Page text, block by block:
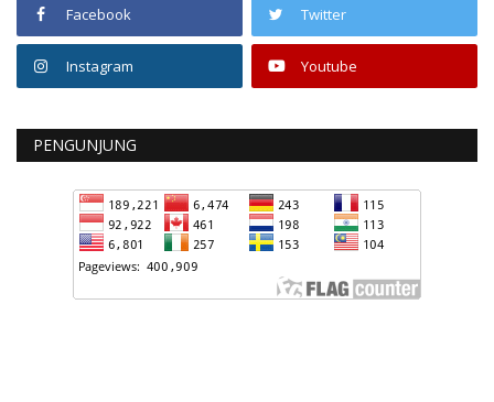
Facebook Twitter
Instagram Youtube
PENGUNJUNG